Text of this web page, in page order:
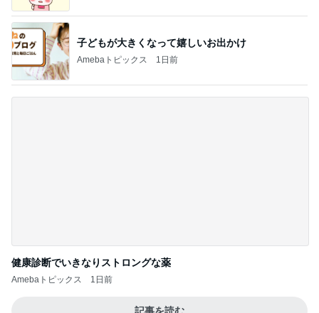
子どもが大きくなって嬉しいお出かけ
Amebaトピックス 1日前
健康診断でいきなりストロングな薬
Amebaトピックス 1日前